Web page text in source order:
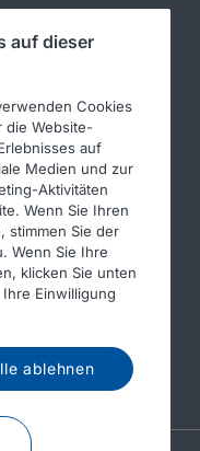
Hinweis
Tax Report
auf dieser
Cookies
die Website-
auf
Medien und zur
Aktivitäten
Wenn Sie Ihren
stimmen Sie der
Wenn Sie Ihre
klicken Sie unten
Einwilligung
ablehnen